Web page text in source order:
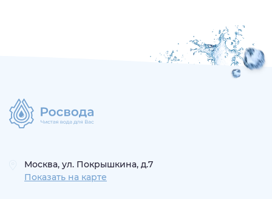
Москва, ул. Покрышкина, д.7
Показать на карте